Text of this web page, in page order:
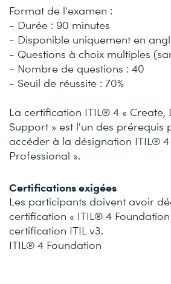
Format de l'examen :
- Durée : 90 minutes
- Disponible uniquement en
- Questions à choix multiples
- Nombre de questions : 40
- Seuil de réussite : 70%
La certification ITIL® 4 « Create,
Support » est l'un des prérequis
accéder à la désignation ITIL®
Professional ».
Certifications exigées
Les participants doivent avoir
certification « ITIL® 4
certification ITIL v3.
ITIL® 4 Foundation